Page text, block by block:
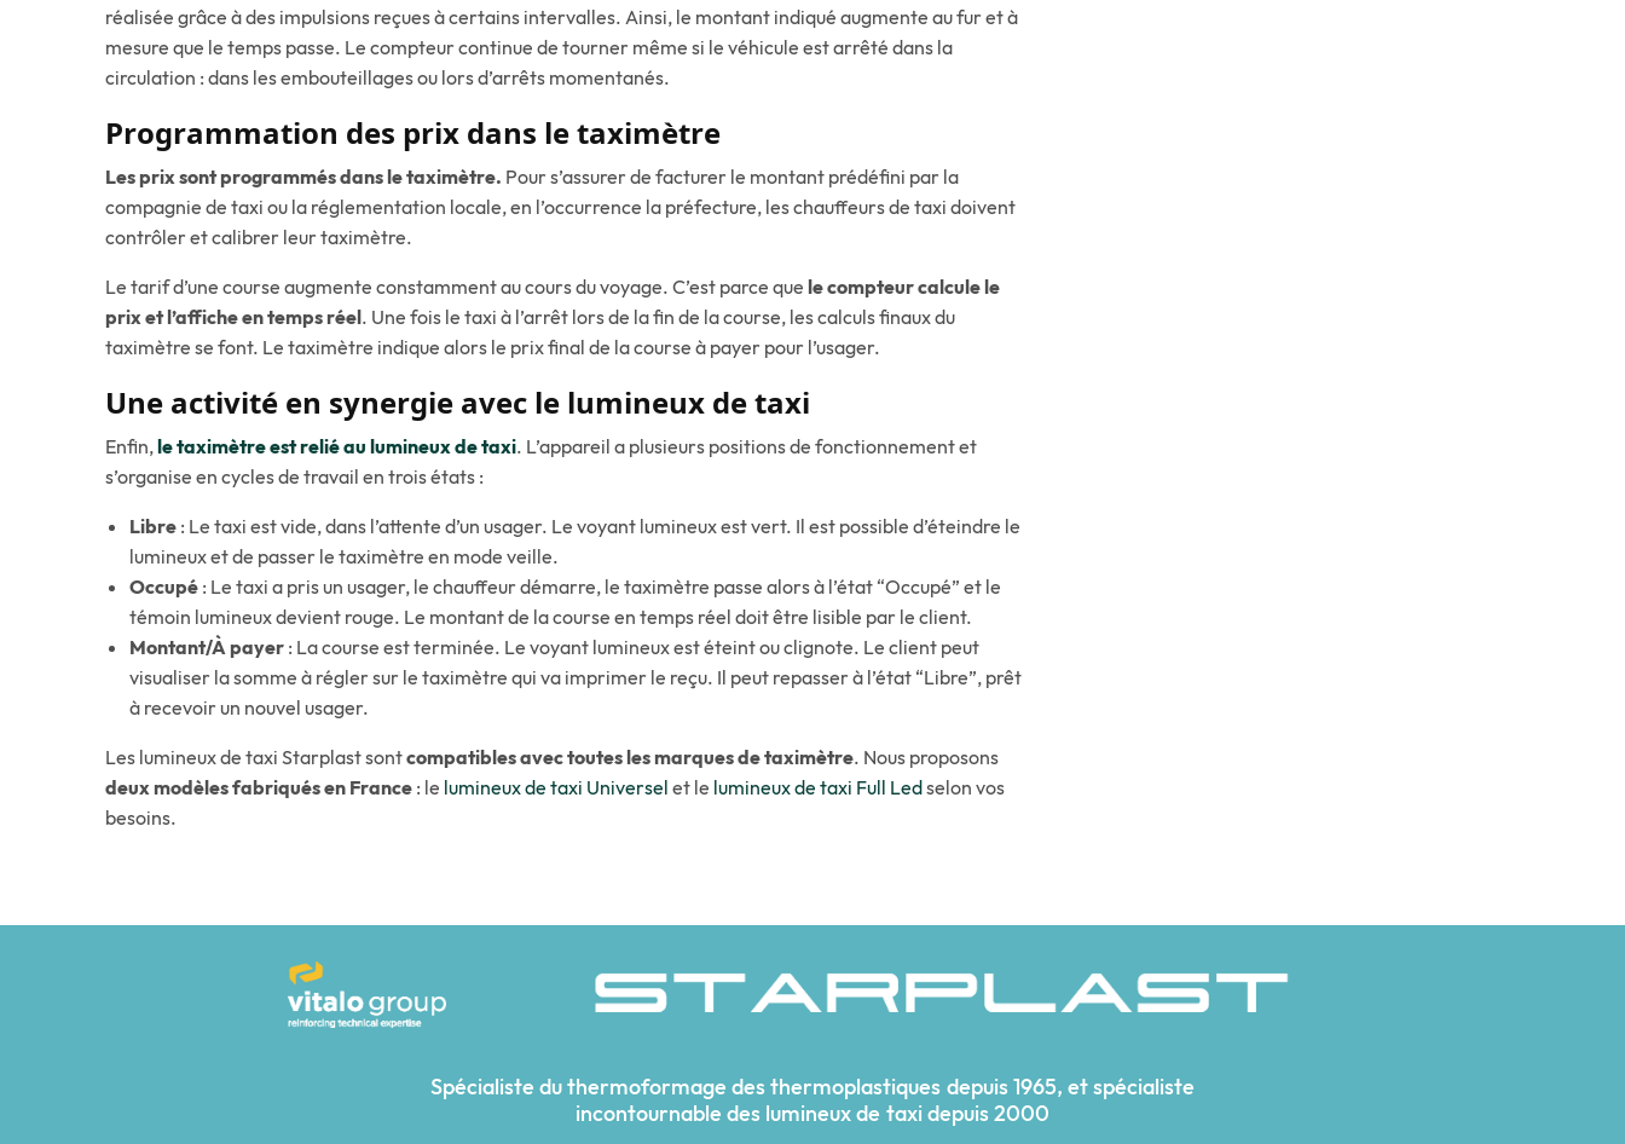
réalisée grâce à des impulsions reçues à certains intervalles. Ainsi, le montant indiqué augmente au fur et à
mesure que le temps passe. Le compteur continue de tourner même si le véhicule est arrêté dans la
circulation : dans les embouteillages ou lors d’arrêts momentanés.
Programmation des prix dans le taximètre
Les prix sont programmés dans le taximètre. Pour s’assurer de facturer le montant prédéfini par la
compagnie de taxi ou la réglementation locale, en l’occurrence la préfecture, les chauffeurs de taxi doivent
contrôler et calibrer leur taximètre.
Le tarif d’une course augmente constamment au cours du voyage. C’est parce quele compteur calcule le
prix et l’affiche en temps réel. Une fois le taxi à l’arrêt lors de la fin de la course, les calculs finaux du
taximètre se font. Le taximètre indique alors le prix final de la course à payer pour l’usager.
Une activité en synergie avec le lumineux de taxi
Enfin,le taximètre est relié au lumineux de taxi. L’appareil a plusieurs positions de fonctionnement et
s’organise en cycles de travail en trois états :
Libre : Le taxi est vide, dans l’attente d’un usager. Le voyant lumineux est vert. Il est possible d’éteindre le
lumineux et de passer le taximètre en mode veille.
Occupé : Le taxi a pris un usager, le chauffeur démarre, le taximètre passe alors à l’état “Occupé” et le
témoin lumineux devient rouge. Le montant de la course en temps réel doit être lisible par le client.
Montant/À payer : La course est terminée. Le voyant lumineux est éteint ou clignote. Le client peut
visualiser la somme à régler sur le taximètre qui va imprimer le reçu. Il peut repasser à l’état “Libre”, prêt
à recevoir un nouvel usager.
Les lumineux de taxi Starplast sontcompatibles avec toutes les marques de taximètre. Nous proposons
deux modèles fabriqués en France : le lumineux de taxi Universel et le lumineux de taxi Full Ledselon vos
besoins.
Spécialiste du thermoformage des thermoplastiques depuis 1965, et spécialiste
incontournable des lumineux de taxi depuis 2000